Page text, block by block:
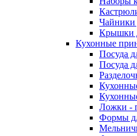
Чайники
Крышки
Кухонные
Посуда
Посуда
Ложки -
Формы